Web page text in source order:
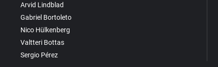
Arvid Lindblad
Gabriel Bortoleto
Nico Hülkenberg
Valtteri Bottas
Sergio Pérez